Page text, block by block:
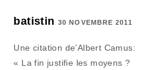
batistin 30 NOVEMBRE 2011
Une citation de’Albert Camus:
« La fin justifie les moyens ?